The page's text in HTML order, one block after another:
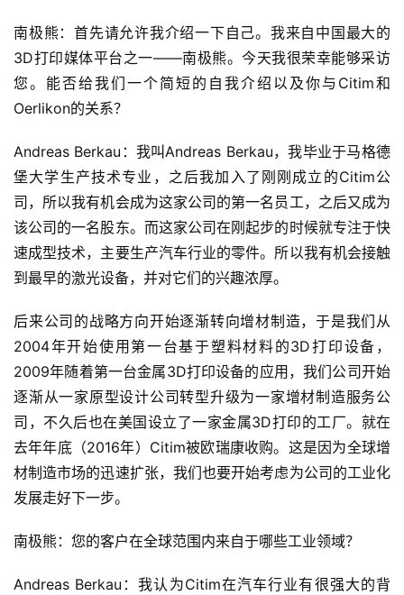
南极熊：首先请允许我介绍一下自己。我来自中国最大的
3D打印媒体平台之一——南极熊。今天我很荣幸能够采访
您。能否给我们一个简短的自我介绍以及你与Citim和
Oerlikon的关系？
Andreas Berkau：我叫Andreas Berkau，我毕业于马格德
堡大学生产技术专业，之后我加入了刚刚成立的Citim公
司，所以我有机会成为这家公司的第一名员工，之后又成为
该公司的一名股东。而这家公司在刚起步的时候就专注于快
速成型技术，主要生产汽车行业的零件。所以我有机会接触
到最早的激光设备，并对它们的兴趣浓厚。
后来公司的战略方向开始逐渐转向增材制造，于是我们从
2004年开始使用第一台基于塑料材料的3D打印设备，
2009年随着第一台金属3D打印设备的应用，我们公司开始
逐渐从一家原型设计公司转型升级为一家增材制造服务公
司，不久后也在美国设立了一家金属3D打印的工厂。就在
去年年底（2016年）Citim被欧瑞康收购。这是因为全球增
材制造市场的迅速扩张，我们也要开始考虑为公司的工业化
发展走好下一步。
南极熊：您的客户在全球范围内来自于哪些工业领域？
Andreas Berkau：我认为Citim在汽车行业有很强大的背